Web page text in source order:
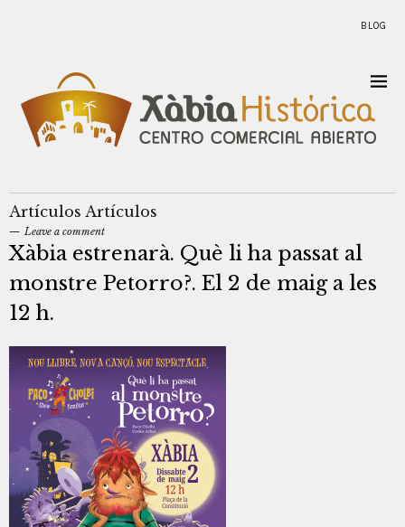
BLOG
Artículos Artículos
Leave a comment
Xàbia estrenarà. Què li ha passat al
monstre Petorro?. El 2 de maig a les
12 h.